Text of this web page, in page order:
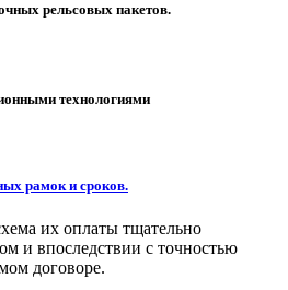
рельсовых пакетов.
технологиями
рамок и сроков.
их оплаты тщательно
и впоследствии с точностью
договоре.